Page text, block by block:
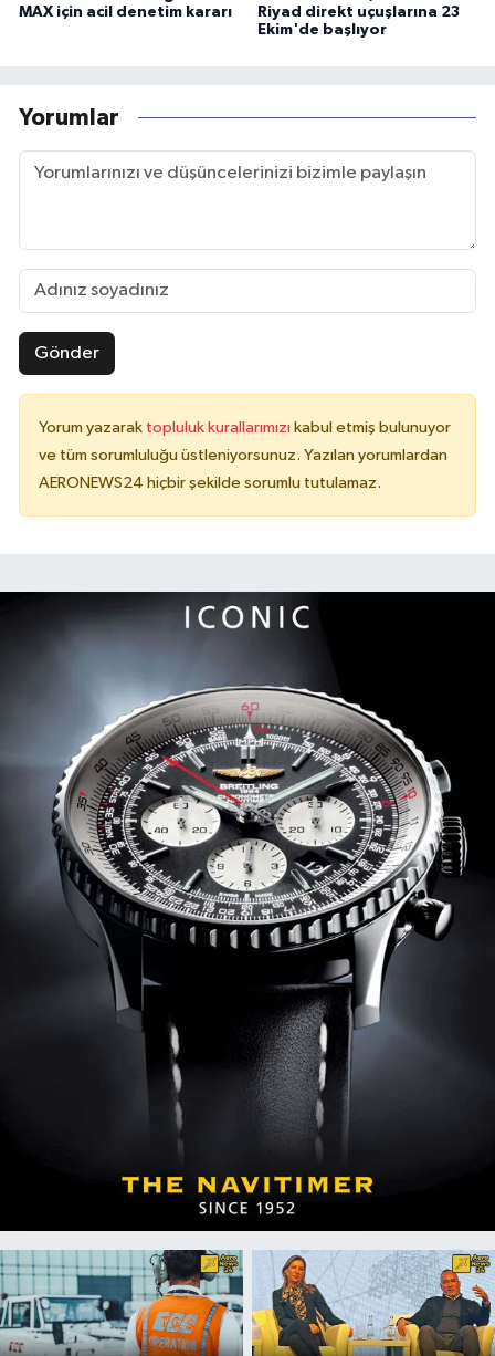
MAX için acil denetim kararı
Riyad direkt uçuşlarına 23
Ekim'de başlıyor
Yorumlar
Gönder
Yorum yazarak topluluk kurallarımızı kabul etmiş bulunuyor
ve tüm sorumluluğu üstleniyorsunuz. Yazılan yorumlardan
AERONEWS24 hiçbir şekilde sorumlu tutulamaz.